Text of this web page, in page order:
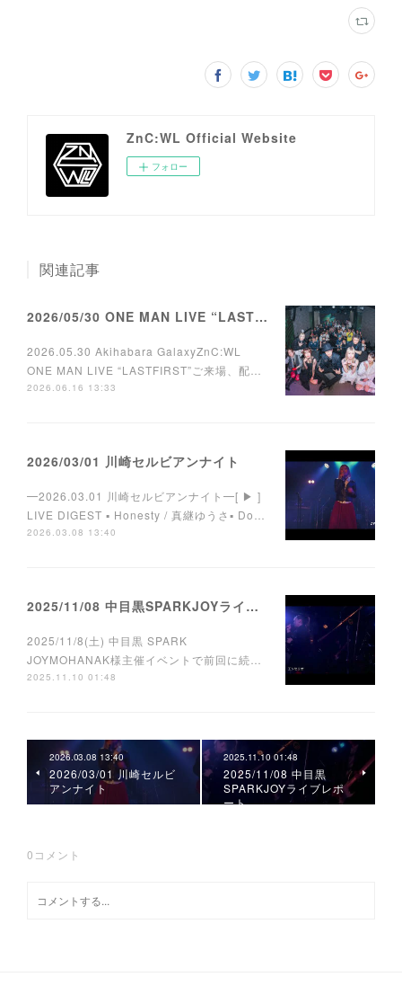
ZnC:WL Official Website
フォロー
関連記事
2026/05/30 ONE MAN LIVE “LASTFIRST”
2026.05.30 Akihabara GalaxyZnC:WL
ONE MAN LIVE “LASTFIRST”ご来場、配…
2026.06.16 13:33
2026/03/01 川崎セルビアンナイト
━2026.03.01 川崎セルビアンナイト━[ ▶︎ ]
LIVE DIGEST ▪︎ Honesty / 真継ゆうさ▪︎ Do…
2026.03.08 13:40
2025/11/08 中目黒SPARKJOYライブレポート
2025/11/8(土) 中目黒 SPARK
JOYMOHANAK様主催イベントで前回に続…
2025.11.10 01:48
2026.03.08 13:40
2026/03/01 川崎セルビ
アンナイト
2025.11.10 01:48
2025/11/08 中目黒
SPARKJOYライブレポ
ート
0 コメント